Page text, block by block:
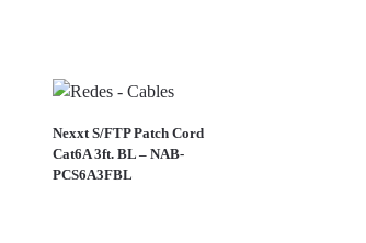
Nexxt S/FTP Patch Cord
Cat6A 3ft. BL – NAB-
PCS6A3FBL